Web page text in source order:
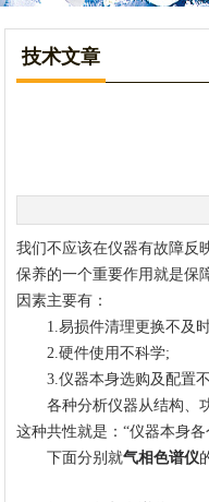
技术文章
我们不应该在仪器有故障反
保养的一个重要作用就是保
因素主要有：
1.易损件清理更换不及
2.硬件使用不科学;
3.仪器本身选购及配置
各种分析仪器从结构、功
这种共性就是：“仪器本身
下面分别就气相色谱仪